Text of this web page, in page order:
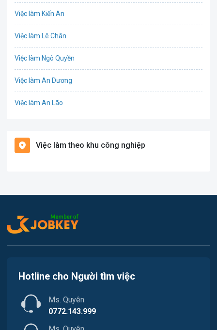
Văn Phòng
Lao Động Phổ Thông
Nhà hàng / Khách sạn
Việc làm Kiến An
Việc làm Lê Chân
Việc làm Ngô Quyền
Việc làm An Dương
Việc làm An Lão
Việc làm Cát Hải
Việc làm Tiên Lãng
Việc làm Hòa Bình
Việc làm Nam Triệu
Việc làm Bạch Đằng
Việc làm theo khu công nghiệp
Hotline cho Người tìm việc
Ms. Quyên
0772.143.999